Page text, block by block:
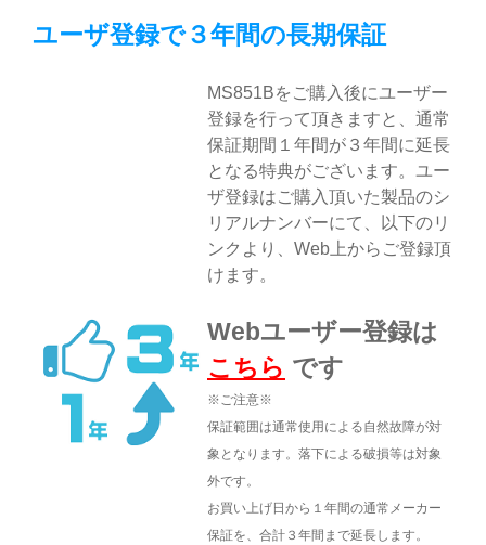
ユーザ登録で３年間の長期保証
MS851Bをご購入後にユーザー
登録を行って頂きますと、通常
保証期間１年間が３年間に延長
となる特典がございます。ユー
ザ登録はご購入頂いた製品のシ
リアルナンバーにて、以下のリ
ンクより、Web上からご登録頂
けます。
Webユーザー登録は
こちら です
※ご注意※
保証範囲は通常使用による自然故障が対
象となります。 落下による破損等は対象
外です。
お買い上げ日から１年間の通常メーカー
保証を、合計３年間まで延長します。